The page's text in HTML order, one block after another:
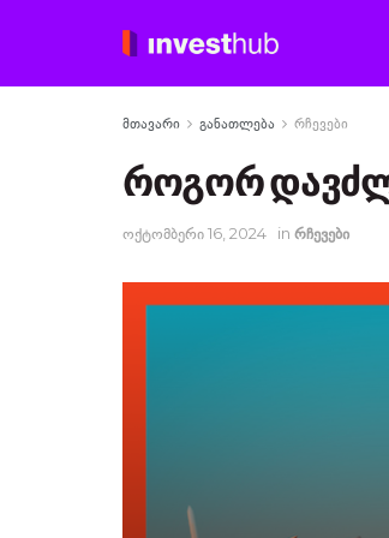
მთავარი განათლება რჩევები
როგორ
ოქტომბერი 16, 2024 in რჩევები